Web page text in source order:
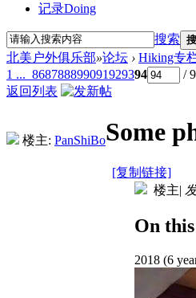
记录Doing
搜索
北美户外俱乐部»论坛 › Hiking专
1 ... 868788899091929394
/
返回列表
楼主: PanShiBoSome
[复制链接]
楼主|
On
2018 (6